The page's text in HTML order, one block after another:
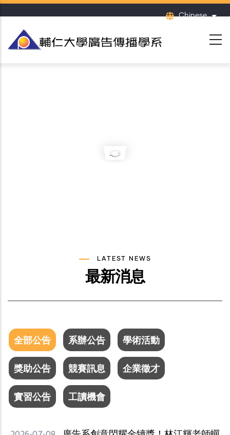
移
內
Chinese 列出
LATEST NEWS
最新消息
全部公告 系辦公告
學術活動
獎助公告
競賽訊息
企業徵才
實習公告
工讀機會